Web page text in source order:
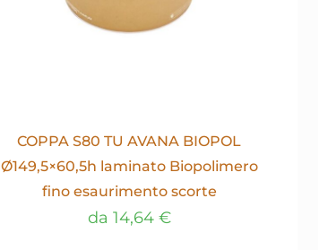
COPPA S80 TU AVANA BIOPOL
Ø149,5×60,5h laminato Biopolimero
fino esaurimento scorte
da 14,64 €